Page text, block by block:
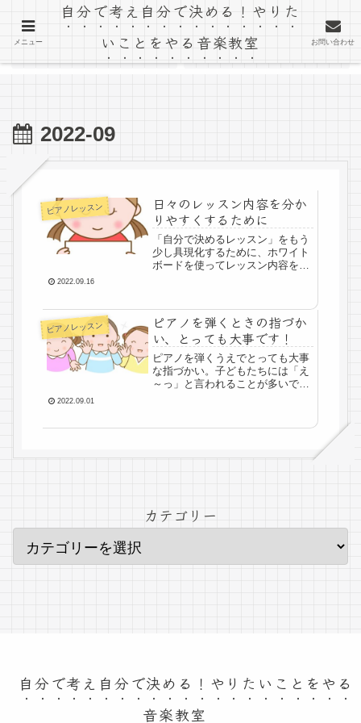
「音楽室ゆう」のブログ
教室ホームページ
2022-09
ピアノレッスン
日々のレッスン内容を分か
りやすくするために
「自分で決めるレッスン」をもう
少し具現化するために、ホワイト
ボードを使ってレッスン内容を自
2022.09.16
ピアノレッスン
ピアノを弾くときの指づか
い、とっても大事です！
ピアノを弾くうえでとっても大事
な指づかい。子どもたちには「え
～っ」と言われることが多いです
2022.09.01
カテゴリー
自分で考え自分で決める！やりたいことをやる
音楽教室
メニュー
自分で考え自分で決める！やりた
いことをやる音楽教室
お問い合わせ